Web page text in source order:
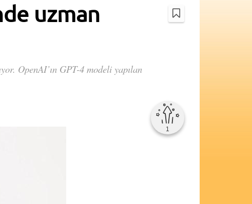
uzman
OpenAI’ın GPT-4 modeli yapılan
1